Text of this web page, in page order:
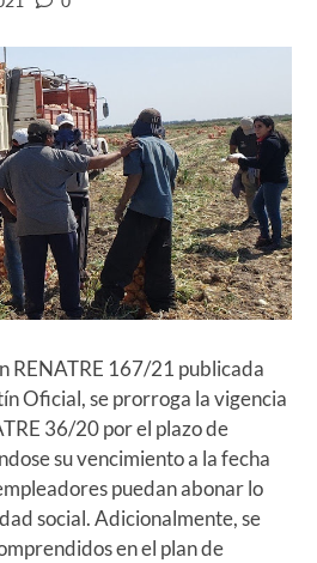
RENATRE 167/21 publicada
Oficial, se prorroga la vigencia
36/20 por el plazo de
su vencimiento a la fecha
puedan abonar lo
social. Adicionalmente, se
en el plan de